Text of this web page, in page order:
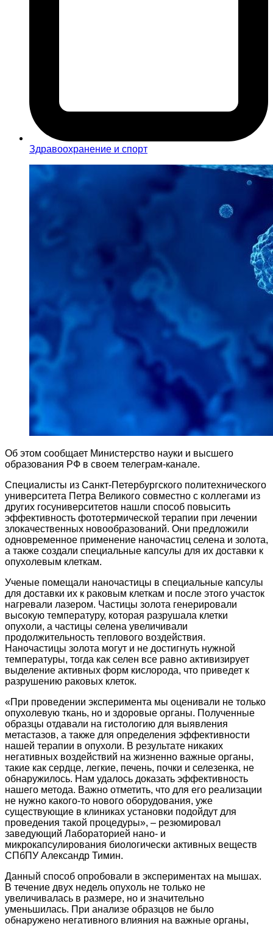
Здравоохранение и спорт
Об этом сообщает Министерство науки и высшего
образования РФ в своем телеграм-канале.
Специалисты из Санкт-Петербургского политехнического
университета Петра Великого совместно с коллегами из
других госуниверситетов нашли способ повысить
эффективность фототермической терапии при лечении
злокачественных новообразований. Они предложили
одновременное применение наночастиц селена и золота,
а также создали специальные капсулы для их доставки к
опухолевым клеткам.
Ученые помещали наночастицы в специальные капсулы
для доставки их к раковым клеткам и после этого участок
нагревали лазером. Частицы золота генерировали
высокую температуру, которая разрушала клетки
опухоли, а частицы селена увеличивали
продолжительность теплового воздействия.
Наночастицы золота могут и не достигнуть нужной
температуры, тогда как селен все равно активизирует
выделение активных форм кислорода, что приведет к
разрушению раковых клеток.
«При проведении эксперимента мы оценивали не только
опухолевую ткань, но и здоровые органы. Полученные
образцы отдавали на гистологию для выявления
метастазов, а также для определения эффективности
нашей терапии в опухоли. В результате никаких
негативных воздействий на жизненно важные органы,
такие как сердце, легкие, печень, почки и селезенка, не
обнаружилось. Нам удалось доказать эффективность
нашего метода. Важно отметить, что для его реализации
не нужно какого-то нового оборудования, уже
существующие в клиниках установки подойдут для
проведения такой процедуры», – резюмировал
заведующий Лабораторией нано- и
микрокапсулирования биологически активных веществ
СПбПУ Александр Тимин.
Данный способ опробовали в экспериментах на мышах.
В течение двух недель опухоль не только не
увеличивалась в размере, но и значительно
уменьшилась. При анализе образцов не было
обнаружено негативного влияния на важные органы,